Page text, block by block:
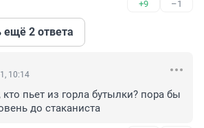
+9 –1
ещё 2 ответа
10:14
кто пьет из горла бутылки? пора бы
до стаканиста